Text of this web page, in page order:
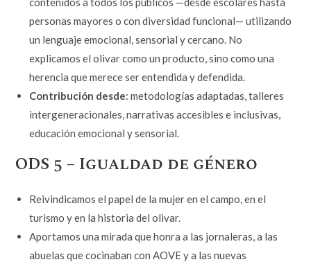
personas mayores o con diversidad funcional— utilizando
un lenguaje emocional, sensorial y cercano. No
explicamos el olivar como un producto, sino como una
herencia que merece ser entendida y defendida.
Contribución desde: metodologías adaptadas, talleres
intergeneracionales, narrativas accesibles e inclusivas,
educación emocional y sensorial.
ODS 5 – Igualdad de género
Reivindicamos el papel de la mujer en el campo, en el
turismo y en la historia del olivar.
Aportamos una mirada que honra a las jornaleras, a las
abuelas que cocinaban con AOVE y a las nuevas